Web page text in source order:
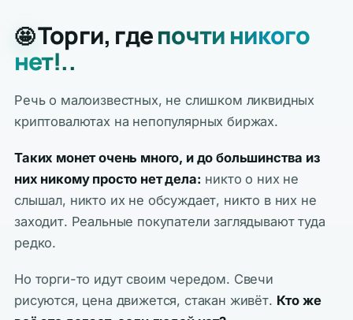
🤩Торги, гдепочти никого
нет!..
Речь о малоизвестных, не слишком ликвидных
криптовалютах на непопулярных биржах.
Таких монет очень много, и до большинства из
них никому просто нет дела: никто о них не
слышал, никто их не обсуждает, никто в них не
заходит. Реальные покупатели заглядывают туда
редко.
Но торги-то идут своим чередом. Свечи
рисуются, цена движется, стакан живёт. Кто же